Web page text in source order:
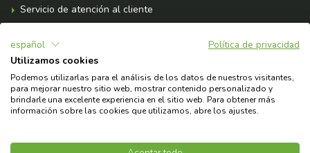
Servicio de atención al cliente
Gastos de envío
F.A.Q.
¿Necesitas ayuda?
© 2026 Copyright Askoll EVA S.p.A.
español
Política de privacidad
Utilizamos cookies
Podemos utilizarlas para el análisis de los datos de nuestros visitantes,
para mejorar nuestro sitio web, mostrar contenido personalizado y
brindarle una excelente experiencia en el sitio web. Para obtener más
información sobre las cookies que utilizamos, abre los ajustes.